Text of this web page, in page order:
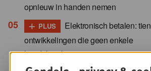
opnieuw in handen nemen
+ PLUS
Elektronisch betalen: tien
ontwikkelingen die geen enkele
handelaar kan negeren